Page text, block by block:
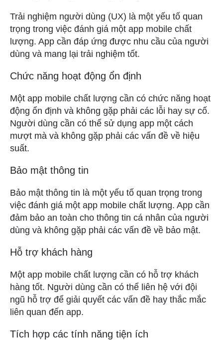
Trải nghiệm người dùng (UX) là một yếu tố quan
trọng trong việc đánh giá một app mobile chất
lượng. App cần đáp ứng được nhu cầu của người
dùng và mang lại trải nghiệm tốt.
Chức năng hoạt động ổn định
Một app mobile chất lượng cần có chức năng hoạt
động ổn định và không gặp phải các lỗi hay sự cố.
Người dùng cần có thể sử dụng app một cách
mượt mà và không gặp phải các vấn đề về hiệu
suất.
Bảo mật thông tin
Bảo mật thông tin là một yếu tố quan trọng trong
việc đánh giá một app mobile chất lượng. App cần
đảm bảo an toàn cho thông tin cá nhân của người
dùng và không gặp phải các vấn đề về bảo mật.
Hỗ trợ khách hàng
Một app mobile chất lượng cần có hỗ trợ khách
hàng tốt. Người dùng cần có thể liên hệ với đội
ngũ hỗ trợ để giải quyết các vấn đề hay thắc mắc
liên quan đến app.
Tích hợp các tính năng tiện ích